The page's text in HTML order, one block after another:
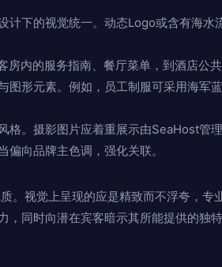
计下的视觉统一。动态Logo或含有海水
内的服务指南、餐厅菜单，到酒店公共
形元素。例如，员工制服可采用海军
格。摄影图片应着重展示由SeaHost管
向品牌主色调，强化关联。
。视觉上呈现的应是精致而不浮夸，专
同时向潜在宾客暗示其所能提供的独特